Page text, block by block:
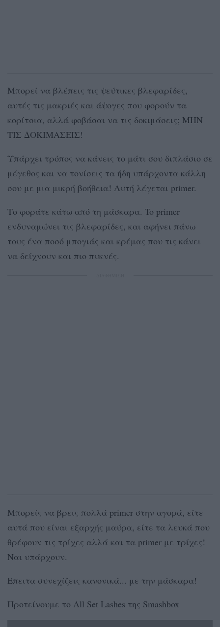
Μπορεί να βλέπεις τις ψεύτικες βλεφαρίδες,
αυτές τις μακριές και άψογες που φορούν τα
κορίτσια, αλλά φοβάσαι να τις δοκιμάσεις; MHN
TΙΣ ΔΟΚΙΜΑΣΕΙΣ!
Υπάρχει τρόπος να κάνεις το μάτι σου διπλάσιο σε
μέγεθος και να τονίσεις τα ήδη υπάρχοντα κάλλη
σου με μια μικρή βοήθεια! Αυτή λέγεται primer.
Tο φοράτε κάτω από τη μάσκαρα. To primer
ενδυναμώνει τις βλεφαρίδες, και αφήνει πάνω
τους ένα ποσό μπογιάς και κρέμας που τις κάνει
να δείχνουν και πιο πυκνές.
Μπορείς να βρεις πολλά primer στην αγορά, είτε
αυτά που είναι εξαρχής μαύρα, είτε τα λευκά που
θρέφουν τις τρίχες αλλά και τα primer με τρίχες!
Ναι υπάρχουν.
Έπειτα συνεχίζεις κανονικά... με την μάσκαρα!
Προτείνουμε το All Set Lashes της Smashbox